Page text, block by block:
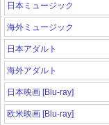
日本ミュージック
海外ミュージック
日本アダルト
海外アダルト
日本映画 [Blu-ray]
欧米映画 [Blu-ray]